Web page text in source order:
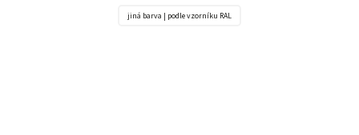
jiná barva | podle vzorníku RAL